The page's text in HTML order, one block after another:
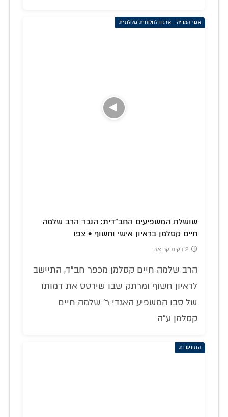
אגף המדיה - ארגון לחלוחית גאולתית
שושלת המשפיעים החב"דית: הנכד הרב שלמה
חיים קסלמן בראיון אישי וחשוף • צפו
2 דקות קריאה
הרב שלמה חיים קסלמן מכפר חב"ד, התיישב
לראיון חשוף ומרתק שבו שירטט את דמותו
של סבו המשפיע האגדי ר' שלמה חיים
קסלמן ע"ה
התוועדות